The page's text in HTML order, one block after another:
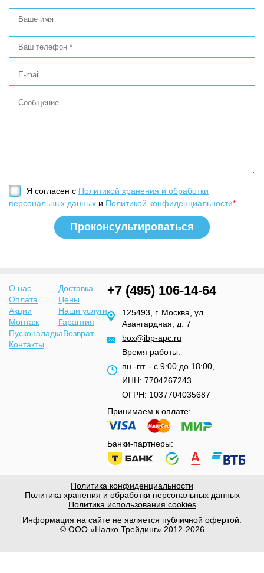
Я согласен с Политикой хранения и обработки
персональных данных и Политикой конфиденциальности*
О нас
Доставка
Оплата
Цены
Акции
Наши услуги
Монтаж
Гарантия
ПусконаладкаВозврат
Контакты
+7 (495) 106-14-64
125493, г. Москва, ул.
Авангардная, д. 7
box@ibp-apc.ru
Время работы:
пн.-пт. - с 9:00 до 18:00,
ИНН: 7704267243
ОГРН: 1037704035687
Принимаем к оплате:
Банки-партнеры:
Политика конфиденциальности
Политика хранения и обработки персональных данных
Политика использования cookies
Информация на сайте не является публичной офертой.
© ООО «Налко Трейдинг» 2012-2026